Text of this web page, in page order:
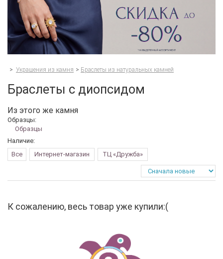
> Украшения из камня > Браслеты из натуральных камней
Браслеты с диопсидом
Из этого же камня
Образцы:
Образцы
Наличие:
Все
Интернет-магазин ТЦ «Дружба»
К сожалению, весь товар уже купили:(